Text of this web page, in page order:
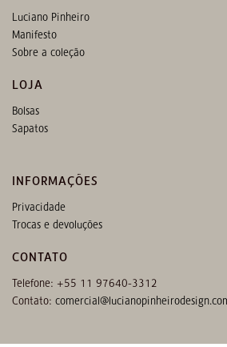
Luciano Pinheiro
Manifesto
Sobre a coleção
LOJA
Bolsas
Sapatos
INFORMAÇÕES
Privacidade
Trocas e devoluções
CONTATO
Telefone: +55 11 97640-3312
Contato: